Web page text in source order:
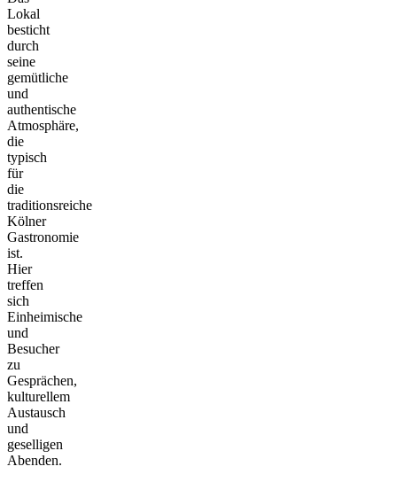
Lokal
besticht
durch
seine
gemütliche
und
authentische
Atmosphäre,
die
typisch
für
die
traditionsreiche
Kölner
Gastronomie
ist.
Hier
treffen
sich
Einheimische
und
Besucher
zu
Gesprächen,
kulturellem
Austausch
und
geselligen
Abenden.